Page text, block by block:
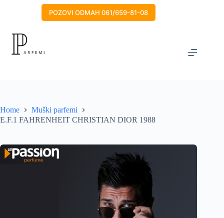
POZOVI ODMAH 061/659-81-08
Home
Muški parfemi
E.F.1 FAHRENHEIT CHRISTIAN DIOR 1988